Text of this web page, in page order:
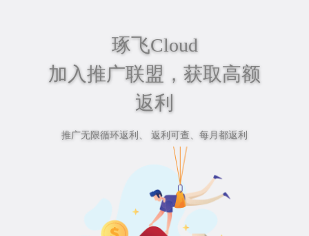
琢飞Cloud
加入推广联盟，获取高额
返利
推广无限循环返利、 返利可查、每月都返利